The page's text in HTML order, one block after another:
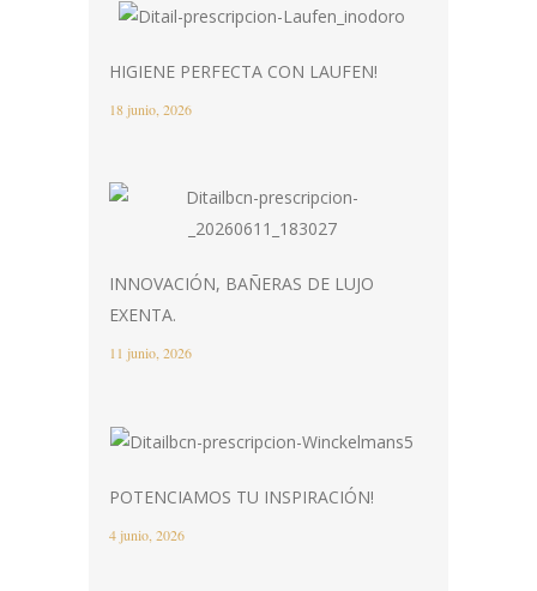
HIGIENE PERFECTA CON LAUFEN!
18 junio, 2026
INNOVACIÓN, BAÑERAS DE LUJO
EXENTA.
11 junio, 2026
POTENCIAMOS TU INSPIRACIÓN!
4 junio, 2026